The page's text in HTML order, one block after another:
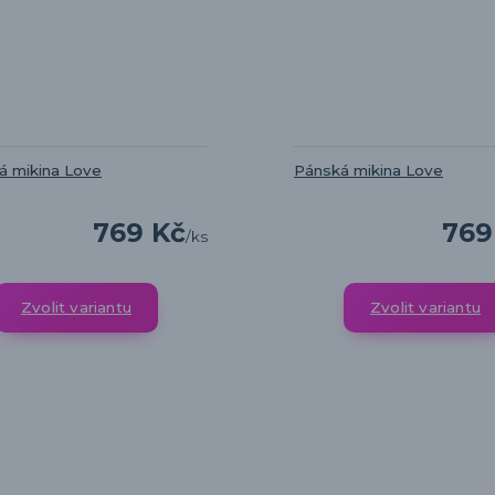
mikina Love
769 Kč/ks
Zvolit variantu
Pánská mikina Love
Zvolit variantu